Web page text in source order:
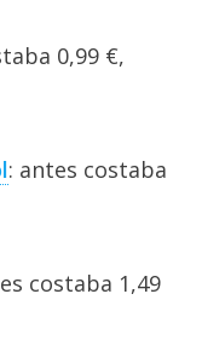
0,99 €,
: antes costaba
costaba 1,49